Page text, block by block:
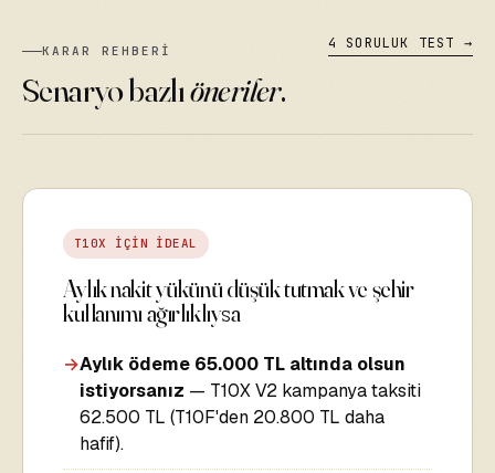
KARAR REHBERİ
Senaryo bazlıöneriler.
4 SORULUK TEST →
T10X İÇİN İDEAL
Aylık nakit yükünü düşük tutmak ve şehir
kullanımı ağırlıklıysa
→Aylık ödeme 65.000 TL altında olsun
istiyorsanız — T10X V2 kampanya taksiti
62.500 TL (T10F'den 20.800 TL daha
hafif).